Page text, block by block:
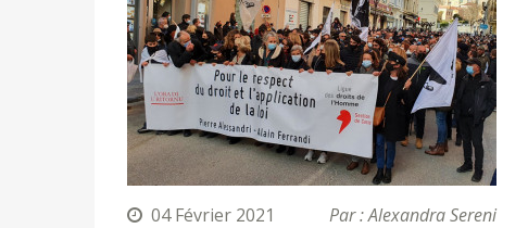
04 Février 2021 Par : Alexandra Sereni